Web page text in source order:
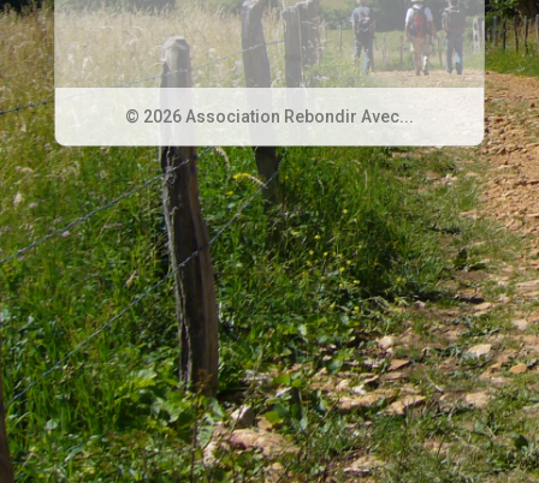
© 2026 Association Rebondir Avec...